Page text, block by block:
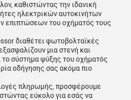
καθιστώντας την ιδανική
ηλεκτρικών αυτοκινήτων
επιπτώσεων του οχήματός τους
διαθέτει φωτοβολταϊκές
μια στενή και
σύστημα ψύξης του οχήματός
οδήγησης σας ακόμα πιο
πληρωμής, προσφέρουμε
εύκολο για εσάς να